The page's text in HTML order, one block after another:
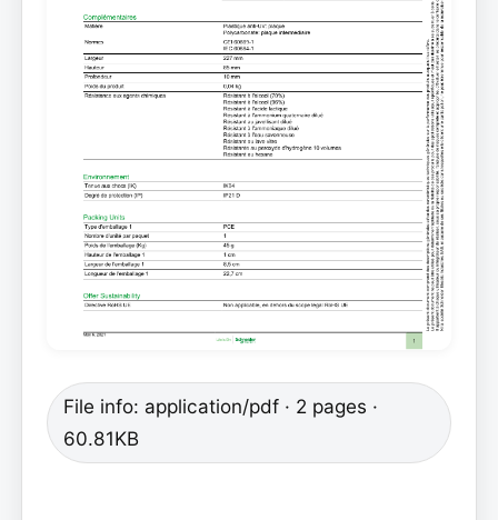
File info: application/pdf · 2 pages ·
60.81KB